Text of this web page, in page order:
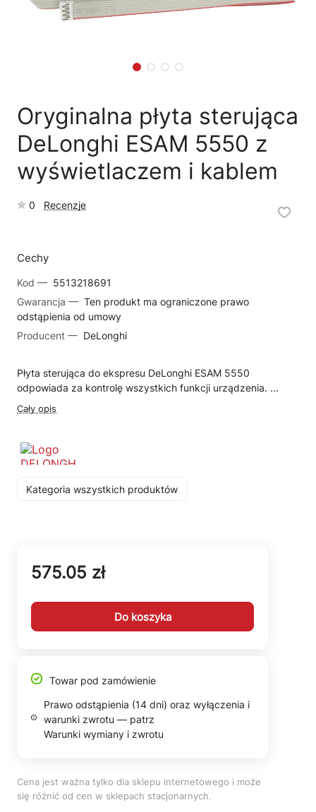
Oryginalna płyta sterująca
DeLonghi ESAM 5550 z
wyświetlaczem i kablem
0 Recenzje
Cechy
Kod — 5513218691
Gwarancja — Ten produkt ma ograniczone prawo
odstąpienia od umowy
Producent — DeLonghi
Płyta sterująca do ekspresu DeLonghi ESAM 5550
odpowiada za kontrolę wszystkich funkcji urządzenia. ...
Cały opis
Kategoria wszystkich produktów
575.05 zł
Do koszyka
Towar pod zamówienie
Prawo odstąpienia (14 dni) oraz wyłączenia i
warunki zwrotu — patrz
Warunki wymiany i zwrotu
Cena jest ważna tylko dla sklepu internetowego i może
się różnić od cen w sklepach stacjonarnych.
Reklamacja naprawy